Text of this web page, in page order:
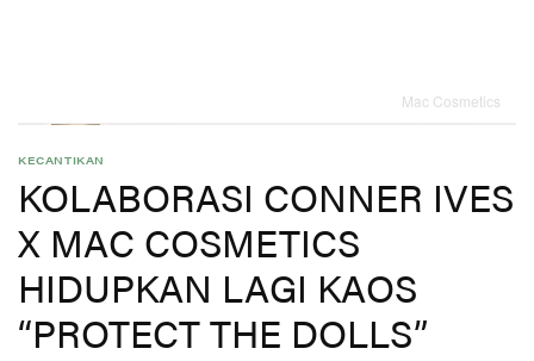
Mac Cosmetics
KECANTIKAN
KOLABORASI CONNER IVES
X MAC COSMETICS
HIDUPKAN LAGI KAOS
“PROTECT THE DOLLS”